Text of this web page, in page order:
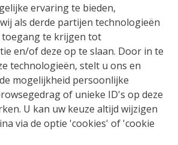
ervaring te bieden,
als derde partijen technologieën
toegang te krijgen tot
en/of deze op te slaan. Door in te
technologieën, stelt u ons en
mogelijkheid persoonlijke
of unieke ID's op deze
U kan uw keuze altijd wijzigen
via de optie 'cookies' of 'cookie